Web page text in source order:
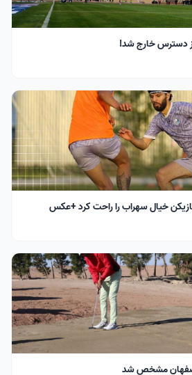
دسترس خارج شد!
خیال سهراب را راحت کرد +عکس
مشخص شد